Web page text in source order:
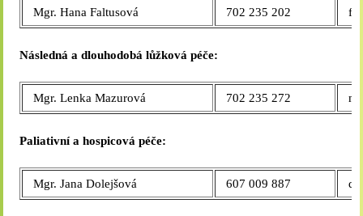
Mgr. Hana Faltusová 702 235 202
Následná a dlouhodobá lůžková péče:
Mgr. Lenka Mazurová 702 235 272
Paliativní a hospicová péče:
Mgr. Jana Dolejšová 607 009 887